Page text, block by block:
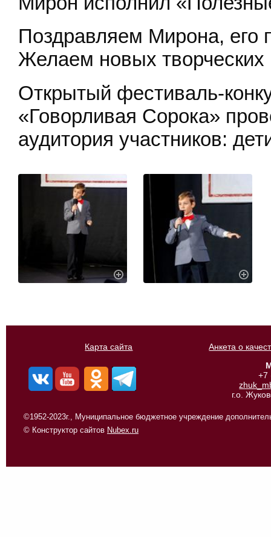
Поздравляем Мирона, его
Желаем новых творческих
Открытый фестиваль-
«Говорливая Сорока»
аудитория участников:
Карта сайта
Анкета о
+7
г.о.
©1952-2023г., Муниципальное бюджетное учреждение
© Конструктор сайтов Nubex.ru